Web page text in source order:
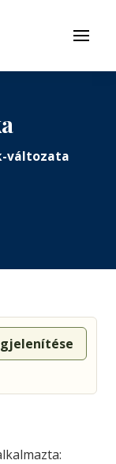
Menü
változata